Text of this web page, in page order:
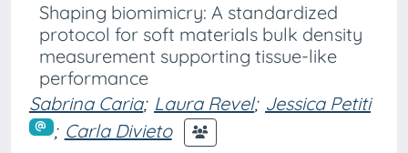
Shaping biomimicry: A standardized
protocol for soft materials bulk density
measurement supporting tissue-like
performance
Sabrina Caria; Laura Revel; Jessica Petiti
; Carla Divieto